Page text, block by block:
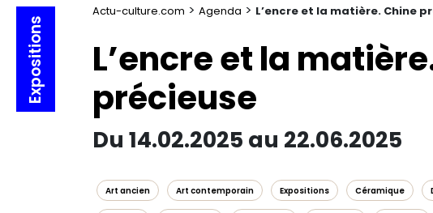
Actu-culture.com > Agenda > L’encre et la matière. Chine
Expositions
L’encre et la
précieuse
Du 14.02.2025 au 22.06.2025
Art ancien Art contemporain Expositions Céramique